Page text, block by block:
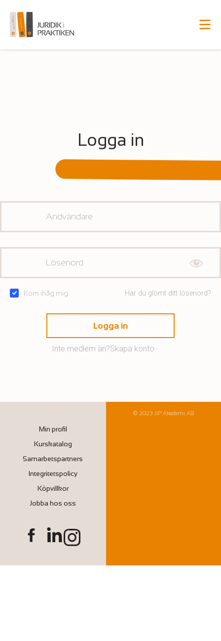
Logga in
Kom ihåg mig Har du glömt ditt lösenord?
Logga in
Inte medlem än?Skapa konto
Min profil
Kurskatalog
Samarbetspartners
Integritetspolicy
Köpvillkor
Jobba hos oss
© 2023 JIP Akademi AB